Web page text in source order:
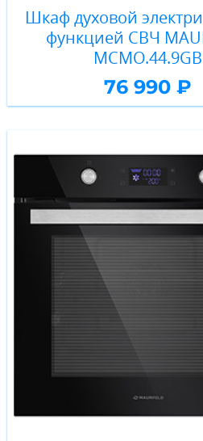
Шкаф духовой
функцией СВЧ
MCMO.44.9GB
76 990 ₽